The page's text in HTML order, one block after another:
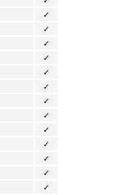
✓
✓
✓
✓
✓
✓
✓
✓
✓
✓
✓
✓
✓